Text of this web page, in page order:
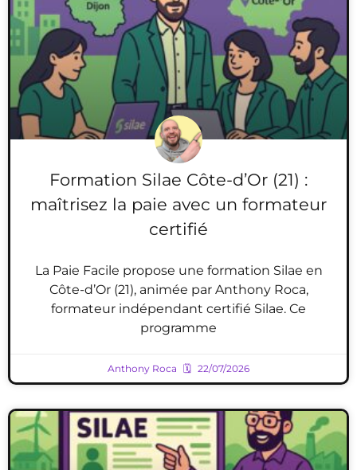
Formation Silae Côte-d’Or (21) :
maîtrisez la paie avec un formateur
certifié
La Paie Facile propose une formation Silae en
Côte-d’Or (21), animée par Anthony Roca,
formateur indépendant certifié Silae. Ce
programme
Anthony Roca 22/07/2026